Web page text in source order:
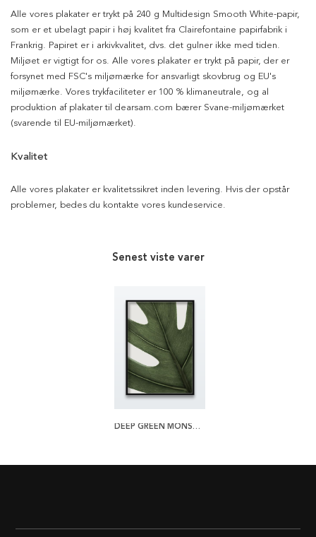
Alle vores plakater er trykt på 240 g Multidesign Smooth White-papir,
som er et ubelagt papir i høj kvalitet fra Clairefontaine papirfabrik i
Frankrig. Papiret er i arkivkvalitet, dvs. det gulner ikke med tiden.
Miljøet er vigtigt for os. Alle vores plakater er trykt på papir, der er
forsynet med FSC's miljømærke for ansvarligt skovbrug og EU's
miljømærke. Vores trykfaciliteter er 100 % klimaneutrale, og al
produktion af plakater til dearsam.com bærer Svane-miljømærket
(svarende til EU-miljømærket).
Kvalitet
Alle vores plakater er kvalitetssikret inden levering. Hvis der opstår
problemer, bedes du kontakte vores kundeservice.
Senest viste varer
DEEP GREEN MONSTERA PLAKAT